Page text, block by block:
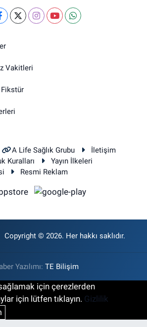
Vakitleri
Fikstür
A Life Sağlık Grubu
İletişim
Kuralları
Yayın İlkeleri
Resmi Reklam
Copyright © 2026. Her hakkı saklıdır.
Yazılımı: TE Bilişim
için çerezlerden
için lütfen tıklayın. Gizlilik